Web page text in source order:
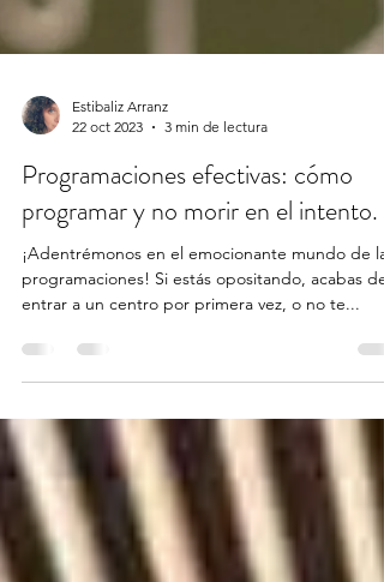
Estibaliz Arranz
3 min de lectura
Programaciones efectivas: cómo
programar y no morir en el intento.
programaciones! Si estás opositando, acabas de
entrar a un centro por primera vez, o no te...